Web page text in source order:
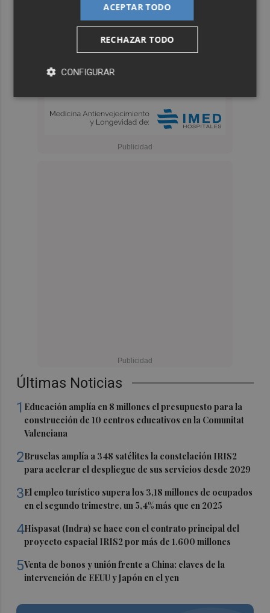
Últimas Noticias
1 Educación amplía en 8 millones el presupuesto para la
construcción de 10 centros educativos en la Comunitat
Valenciana
2Bruselas amplía a 348 satélites la constelación IRIS2
para acelerar el despliegue de sus servicios desde 2029
3El empleo turístico supera los 3,18 millones de ocupados
en el segundo trimestre, un 5,4% más que en 2025
4Hispasat (Indra) se hace con el contrato principal del
proyecto espacial IRIS2 por más de 1.600 millones
5Venta de bonos y unión frente a China: claves de la
intervención de EEUU y Japón en el yen
ACEPTAR TODO
RECHAZAR TODO
CONFIGURAR